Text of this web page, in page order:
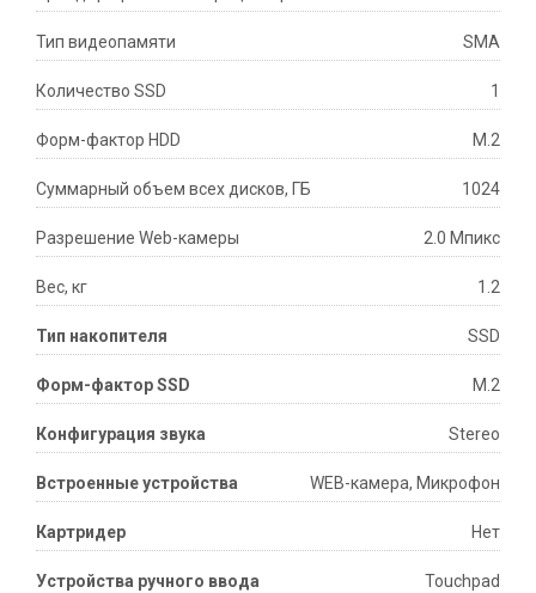
Тип видеопамяти SMA
Количество SSD 1
Форм-фактор HDD M.2
Суммарный объем всех дисков, ГБ 1024
Разрешение Web-камеры 2.0 Мпикс
Вес, кг 1.2
Тип накопителя SSD
Форм-фактор SSD M.2
Конфигурация звука Stereo
Встроенные устройства WEB-камера, Микрофон
Картридер Нет
Устройства ручного ввода Touchpad